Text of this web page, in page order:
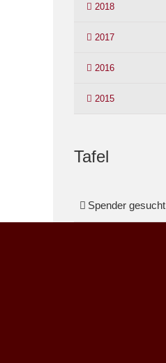
2018
2017
2016
2015
Tafel
Spender gesucht